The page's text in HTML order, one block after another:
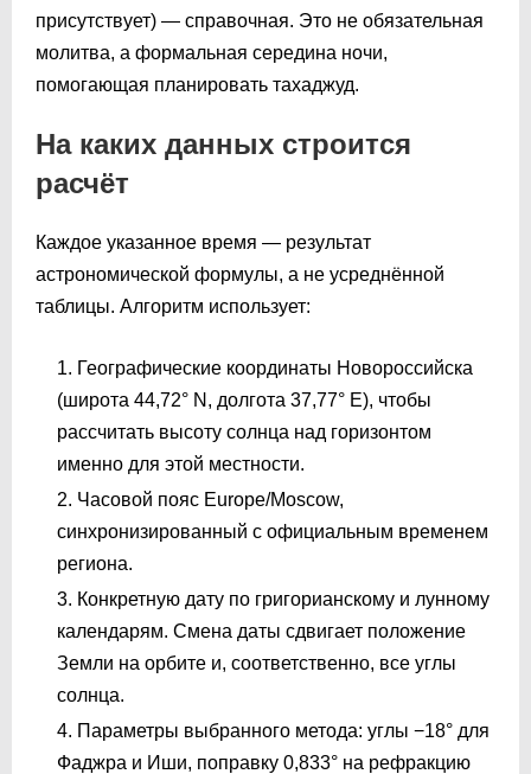
присутствует) — справочная. Это не обязательная
молитва, а формальная середина ночи,
помогающая планировать тахаджуд.
На каких данных строится
расчёт
Каждое указанное время — результат
астрономической формулы, а не усреднённой
таблицы. Алгоритм использует:
Географические координаты Новороссийска
(широта 44,72° N, долгота 37,77° E), чтобы
рассчитать высоту солнца над горизонтом
именно для этой местности.
Часовой пояс Europe/Moscow,
синхронизированный с официальным временем
региона.
Конкретную дату по григорианскому и лунному
календарям. Смена даты сдвигает положение
Земли на орбите и, соответственно, все углы
солнца.
Параметры выбранного метода: углы −18° для
Фаджра и Иши, поправку 0,833° на рефракцию